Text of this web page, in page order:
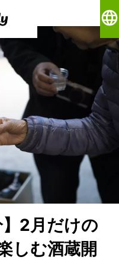
language
】2月だけの
しむ酒蔵開